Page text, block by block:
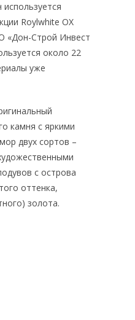
Roylwhite OX
«Дон-Строй Инвест
около 22
уже
камня с яркими
двух сортов –
с острова
оттенка,
золота.